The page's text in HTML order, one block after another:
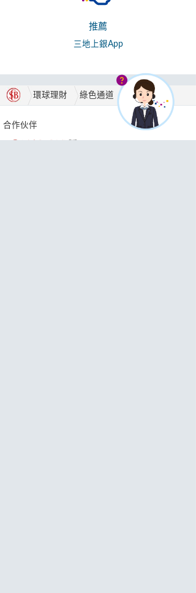
推薦
三地上銀App
環球理財 綠色通道 服務簡介
合作伙伴